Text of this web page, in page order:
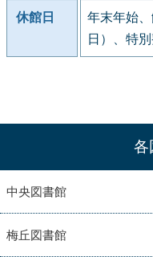
休館日
年末年始
日）、特
各
中央図書館
梅丘図書館